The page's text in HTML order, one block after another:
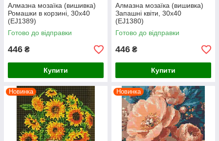
Алмазна мозаїка (вишивка)
Ромашки в корзині, 30х40
(EJ1389)
Готово до відправки
446 ₴
Купити
Алмазна мозаїка (вишивка)
Запашні квіти, 30х40
(EJ1380)
Готово до відправки
446 ₴
Купити
Новинка Новинка